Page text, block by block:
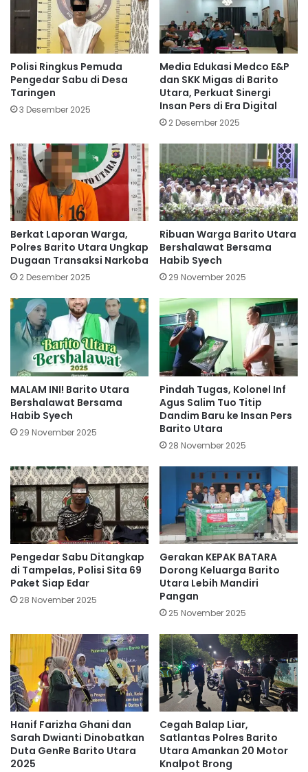
Polisi Ringkus Pemuda
Pengedar Sabu di Desa
Taringen
3 Desember 2025
Media Edukasi Medco E&P
dan SKK Migas di Barito
Utara, Perkuat Sinergi
Insan Pers di Era Digital
2 Desember 2025
Berkat Laporan Warga,
Polres Barito Utara Ungkap
Dugaan Transaksi Narkoba
2 Desember 2025
Ribuan Warga Barito Utara
Bershalawat Bersama
Habib Syech
29 November 2025
MALAM INI! Barito Utara
Bershalawat Bersama
Habib Syech
29 November 2025
Pindah Tugas, Kolonel Inf
Agus Salim Tuo Titip
Dandim Baru ke Insan Pers
Barito Utara
28 November 2025
Pengedar Sabu Ditangkap
di Tampelas, Polisi Sita 69
Paket Siap Edar
28 November 2025
Gerakan KEPAK BATARA
Dorong Keluarga Barito
Utara Lebih Mandiri
Pangan
25 November 2025
Hanif Farizha Ghani dan
Sarah Dwianti Dinobatkan
Duta GenRe Barito Utara
2025
Cegah Balap Liar,
Satlantas Polres Barito
Utara Amankan 20 Motor
Knalpot Brong